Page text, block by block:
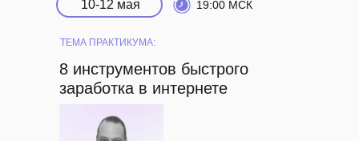
8 инструментов быстрого
заработка в интернете
ТЕМА ПРАКТИКУМА:
10-12 мая 19:00 МСК